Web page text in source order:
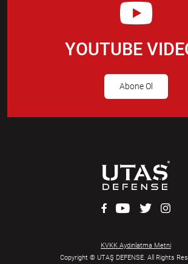
YOUTUBE
Abone Ol
Copyright © UTAŞ DEFENSE. All Rights
KVKK Aydınlatma Metni